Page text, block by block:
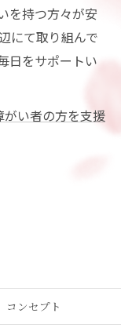
を持つ方々が安
にて取り組んで
日をサポートい
い者の方を支援
コンセプト